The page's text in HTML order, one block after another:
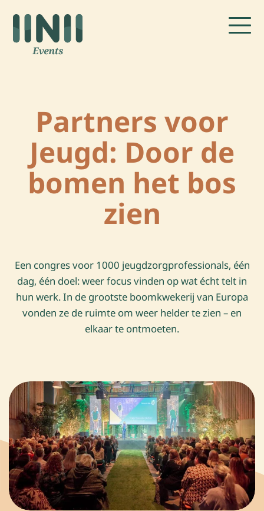
Partners voor
Jeugd: Door de
bomen het bos
zien
Een congres voor 1000 jeugdzorgprofessionals, één
dag, één doel: weer focus vinden op wat écht telt in
hun werk. In de grootste boomkwekerij van Europa
vonden ze de ruimte om weer helder te zien – en
elkaar te ontmoeten.